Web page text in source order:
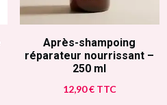
Après-shampoing
réparateur nourrissant –
250 ml
12,90€ TTC